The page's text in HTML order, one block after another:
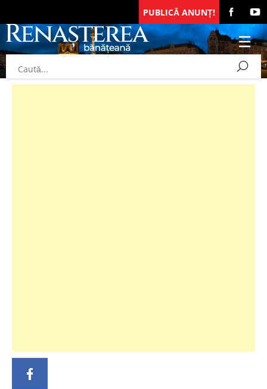
PUBLICĂ ANUNȚ!